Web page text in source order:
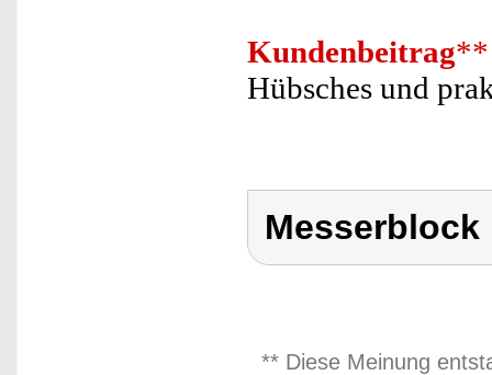
Kundenbeitrag**
Hübsches und
Messerblock
** Diese Meinung